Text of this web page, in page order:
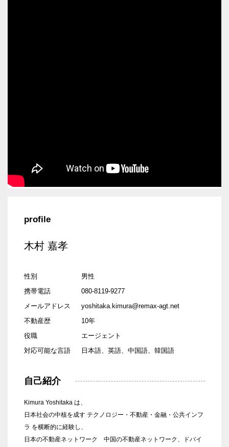
profile
木村 嘉孝
性別
男性
携帯電話
080-8119-9277
メールアドレス
yoshitaka.kimura@remax-agt.net
不動産歴
10年
役職
エージェント
対応可能な言語
日本語、英語、中国語、韓国語
自己紹介
Kimura Yoshitaka は、
日本社会の中核を成す テクノロジー・不動産・金融・公共インフ
ラ を横断的に経験し、
日本の不動産ネットワーク 中国の不動産ネットワーク、ドバイ